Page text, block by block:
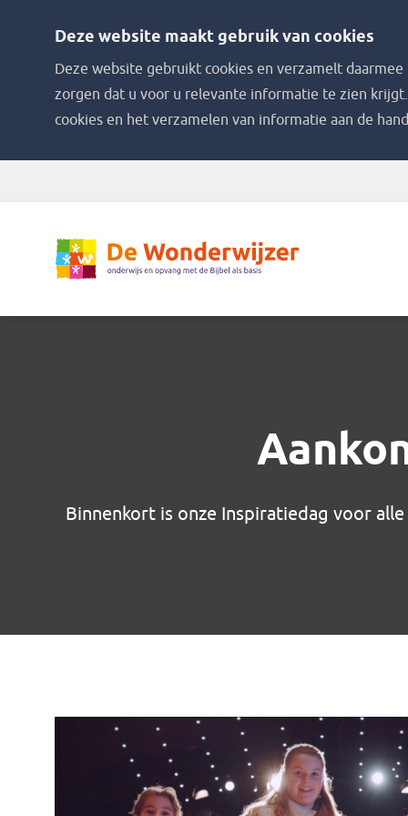
Deze website maakt gebruik van cookies
Deze website gebruikt cookies en verzamelt
zorgen dat u voor u relevante informatie te zien
cookies en het verzamelen van informatie aan de
Binnenkort is onze Inspiratiedag voor